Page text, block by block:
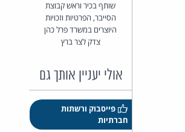
שותף בכיר וראש קבוצת
הסייבר, הפרטיות וזכויות
היוצרים במשרד פרל כהן
צדק לצר ברץ
אולי יעניין אותך גם
פייסבוק ורשתות
חברתיות